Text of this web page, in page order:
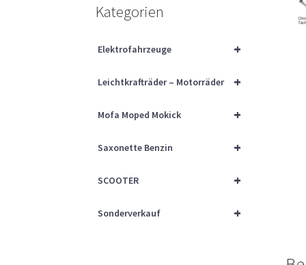
Kategorien
+
Elektrofahrzeuge
+
Leichtkrafträder – Motorräder
+
Mofa Moped Mokick
+
Saxonette Benzin
+
SCOOTER
+
Sonderverkauf